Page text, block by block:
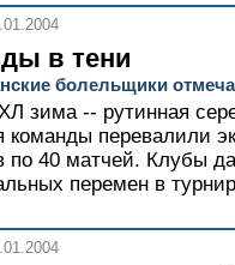
в тени
болельщики
зима -- рутинная
команды перевалили
по 40 матчей. Клубы
перемен в